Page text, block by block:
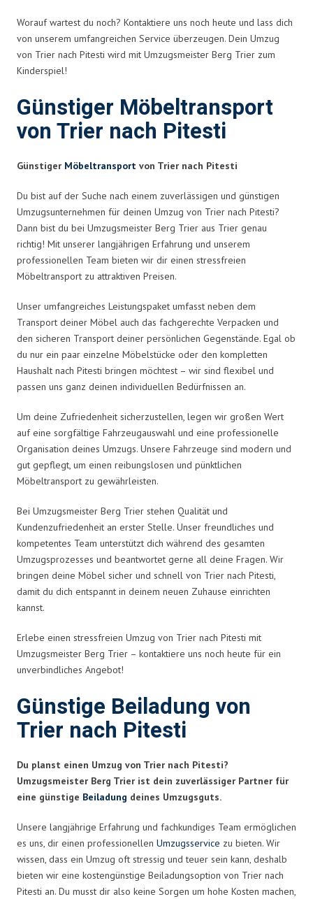
Worauf wartest du noch? Kontaktiere uns noch heute und lass dich
von unserem umfangreichen Service überzeugen. Dein Umzug
von Trier nach Pitesti wird mit Umzugsmeister Berg Trier zum
Kinderspiel!
Günstiger Möbeltransport
von Trier nach Pitesti
Günstiger Möbeltransport von Trier nach Pitesti
Du bist auf der Suche nach einem zuverlässigen und günstigen
Umzugsunternehmen für deinen Umzug von Trier nach Pitesti?
Dann bist du bei Umzugsmeister Berg Trier aus Trier genau
richtig! Mit unserer langjährigen Erfahrung und unserem
professionellen Team bieten wir dir einen stressfreien
Möbeltransport zu attraktiven Preisen.
Unser umfangreiches Leistungspaket umfasst neben dem
Transport deiner Möbel auch das fachgerechte Verpacken und
den sicheren Transport deiner persönlichen Gegenstände. Egal ob
du nur ein paar einzelne Möbelstücke oder den kompletten
Haushalt nach Pitesti bringen möchtest – wir sind flexibel und
passen uns ganz deinen individuellen Bedürfnissen an.
Um deine Zufriedenheit sicherzustellen, legen wir großen Wert
auf eine sorgfältige Fahrzeugauswahl und eine professionelle
Organisation deines Umzugs. Unsere Fahrzeuge sind modern und
gut gepflegt, um einen reibungslosen und pünktlichen
Möbeltransport zu gewährleisten.
Bei Umzugsmeister Berg Trier stehen Qualität und
Kundenzufriedenheit an erster Stelle. Unser freundliches und
kompetentes Team unterstützt dich während des gesamten
Umzugsprozesses und beantwortet gerne all deine Fragen. Wir
bringen deine Möbel sicher und schnell von Trier nach Pitesti,
damit du dich entspannt in deinem neuen Zuhause einrichten
kannst.
Erlebe einen stressfreien Umzug von Trier nach Pitesti mit
Umzugsmeister Berg Trier – kontaktiere uns noch heute für ein
unverbindliches Angebot!
Günstige Beiladung von
Trier nach Pitesti
Du planst einen Umzug von Trier nach Pitesti?
Umzugsmeister Berg Trier ist dein zuverlässiger Partner für
eine günstige Beiladung deines Umzugsguts.
Unsere langjährige Erfahrung und fachkundiges Team ermöglichen
es uns, dir einen professionellen Umzugsservice zu bieten. Wir
wissen, dass ein Umzug oft stressig und teuer sein kann, deshalb
bieten wir eine kostengünstige Beiladungsoption von Trier nach
Pitesti an. Du musst dir also keine Sorgen um hohe Kosten machen,